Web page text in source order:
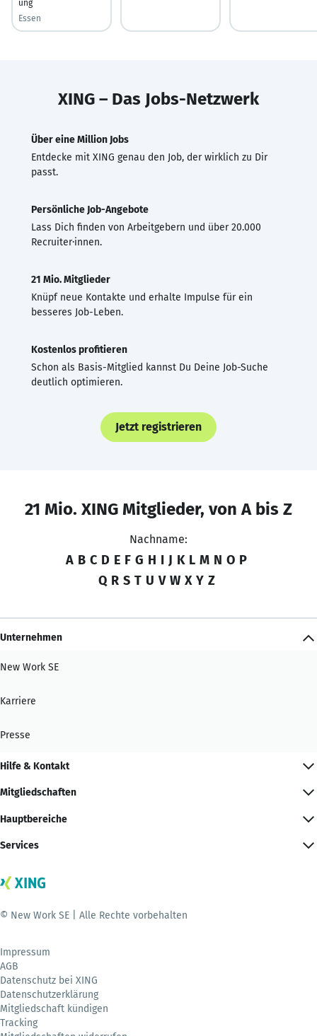
ung
Essen
XING – Das Jobs-Netzwerk
Über eine Million Jobs
Entdecke mit XING genau den Job, der wirklich zu Dir
passt.
Persönliche Job-Angebote
Lass Dich finden von Arbeitgebern und über 20.000
Recruiter·innen.
21 Mio. Mitglieder
Knüpf neue Kontakte und erhalte Impulse für ein
besseres Job-Leben.
Kostenlos profitieren
Schon als Basis-Mitglied kannst Du Deine Job-Suche
deutlich optimieren.
Jetzt registrieren
21 Mio. XING Mitglieder, von A bis Z
Nachname:
A B C D E F G H I J K L M N O P
Q R S T U V W X Y Z
Unternehmen
New Work SE
Karriere
Presse
Hilfe & Kontakt
Mitgliedschaften
Hauptbereiche
Services
© New Work SE | Alle Rechte vorbehalten
Impressum
AGB
Datenschutz bei XING
Datenschutzerklärung
Mitgliedschaft kündigen
Tracking